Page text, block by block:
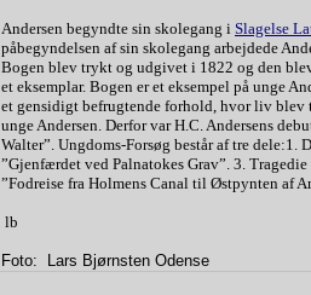
Andersen begyndte sin skolegang i Slagelse
påbegyndelsen af sin skolegang arbejdede
Bogen blev trykt og udgivet i 1822 og den
et eksemplar. Bogen er et eksempel på unge
et gensidigt befrugtende forhold, hvor liv
unge Andersen. Derfor var H.C. Andersens
Walter”. Ungdoms-Forsøg består af tre
”Gjenfærdet ved Palnatokes Grav”. 3.
”Fodreise fra Holmens Canal til Østpynten af
lb
Foto: Lars Bjørnsten Odense